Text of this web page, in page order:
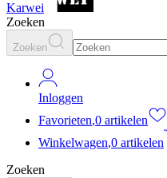
Karwei
Zoeken
Zoeken
Inloggen
Favorieten,0 artikelen
Winkelwagen,0 artikelen
Zoeken